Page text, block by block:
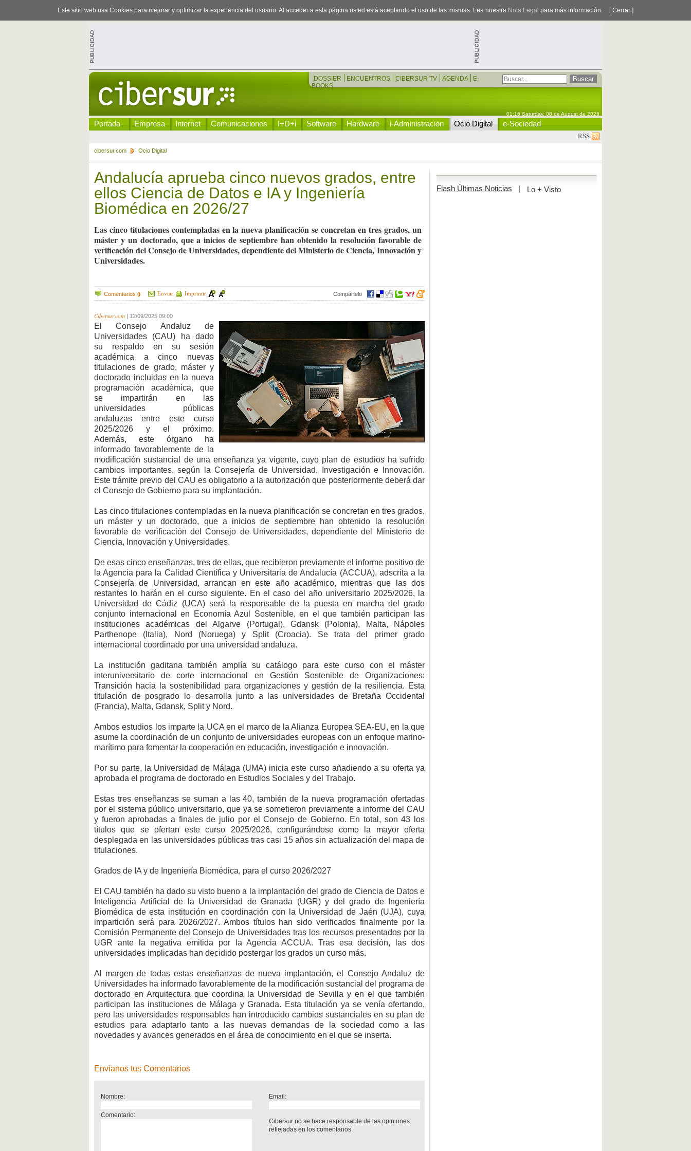
Este sitio web usa Cookies para mejorar y optimizar la experiencia del usuario. Al acceder a esta página usted está aceptando el uso de las mismas. Lea nuestra Nota Legal para más información. [ Cerrar ]
DOSSIER ENCUENTROS CIBERSUR TV AGENDA
E-
BOOKS
01:16 Saturday, 08 de August de 2026
Portada Empresa Internet Comunicaciones I+D+i Software Hardware i-Administración Ocio Digital e-Sociedad
RSS
cibersur.com Ocio Digital
Andalucía aprueba cinco nuevos grados, entre
ellos Ciencia de Datos e IA y Ingeniería
Biomédica en 2026/27
Las cinco titulaciones contempladas en la nueva planificación se concretan en tres grados, un
máster y un doctorado, que a inicios de septiembre han obtenido la resolución favorable de
verificación del Consejo de Universidades, dependiente del Ministerio de Ciencia, Innovación y
Universidades.
Comentarios 0 Enviar Imprimir Compártelo
Cibersur.com 12/09/2025 09:00
El Consejo Andaluz de
Universidades (CAU) ha dado
su respaldo en su sesión
académica a cinco nuevas
titulaciones de grado, máster y
doctorado incluidas en la nueva
programación académica, que
se impartirán en las
universidades públicas
andaluzas entre este curso
2025/2026 y el próximo.
Además, este órgano ha
informado favorablemente de la
modificación sustancial de una enseñanza ya vigente, cuyo plan de estudios ha sufrido
cambios importantes, según la Consejería de Universidad, Investigación e Innovación.
Este trámite previo del CAU es obligatorio a la autorización que posteriormente deberá dar
el Consejo de Gobierno para su implantación.
Las cinco titulaciones contempladas en la nueva planificación se concretan en tres grados,
un máster y un doctorado, que a inicios de septiembre han obtenido la resolución
favorable de verificación del Consejo de Universidades, dependiente del Ministerio de
Ciencia, Innovación y Universidades.
De esas cinco enseñanzas, tres de ellas, que recibieron previamente el informe positivo de
la Agencia para la Calidad Científica y Universitaria de Andalucía (ACCUA), adscrita a la
Consejería de Universidad, arrancan en este año académico, mientras que las dos
restantes lo harán en el curso siguiente. En el caso del año universitario 2025/2026, la
Universidad de Cádiz (UCA) será la responsable de la puesta en marcha del grado
conjunto internacional en Economía Azul Sostenible, en el que también participan las
instituciones académicas del Algarve (Portugal), Gdansk (Polonia), Malta, Nápoles
Parthenope (Italia), Nord (Noruega) y Split (Croacia). Se trata del primer grado
internacional coordinado por una universidad andaluza.
La institución gaditana también amplía su catálogo para este curso con el máster
interuniversitario de corte internacional en Gestión Sostenible de Organizaciones:
Transición hacia la sostenibilidad para organizaciones y gestión de la resiliencia. Esta
titulación de posgrado lo desarrolla junto a las universidades de Bretaña Occidental
(Francia), Malta, Gdansk, Split y Nord.
Ambos estudios los imparte la UCA en el marco de la Alianza Europea SEA-EU, en la que
asume la coordinación de un conjunto de universidades europeas con un enfoque marino-
marítimo para fomentar la cooperación en educación, investigación e innovación.
Por su parte, la Universidad de Málaga (UMA) inicia este curso añadiendo a su oferta ya
aprobada el programa de doctorado en Estudios Sociales y del Trabajo.
Estas tres enseñanzas se suman a las 40, también de la nueva programación ofertadas
por el sistema público universitario, que ya se sometieron previamente a informe del CAU
y fueron aprobadas a finales de julio por el Consejo de Gobierno. En total, son 43 los
títulos que se ofertan este curso 2025/2026, configurándose como la mayor oferta
desplegada en las universidades públicas tras casi 15 años sin actualización del mapa de
titulaciones.
Grados de IA y de Ingeniería Biomédica, para el curso 2026/2027
El CAU también ha dado su visto bueno a la implantación del grado de Ciencia de Datos e
Inteligencia Artificial de la Universidad de Granada (UGR) y del grado de Ingeniería
Biomédica de esta institución en coordinación con la Universidad de Jaén (UJA), cuya
impartición será para 2026/2027. Ambos títulos han sido verificados finalmente por la
Comisión Permanente del Consejo de Universidades tras los recursos presentados por la
UGR ante la negativa emitida por la Agencia ACCUA. Tras esa decisión, las dos
universidades implicadas han decidido postergar los grados un curso más.
Al margen de todas estas enseñanzas de nueva implantación, el Consejo Andaluz de
Universidades ha informado favorablemente de la modificación sustancial del programa de
doctorado en Arquitectura que coordina la Universidad de Sevilla y en el que también
participan las instituciones de Málaga y Granada. Esta titulación ya se venía ofertando,
pero las universidades responsables han introducido cambios sustanciales en su plan de
estudios para adaptarlo tanto a las nuevas demandas de la sociedad como a las
novedades y avances generados en el área de conocimiento en el que se inserta.
Envíanos tus Comentarios
Nombre: Email:
Comentario:
Cibersur no se hace responsable de las opiniones
reflejadas en los comentarios
Flash Últimas Noticias | Lo + Visto